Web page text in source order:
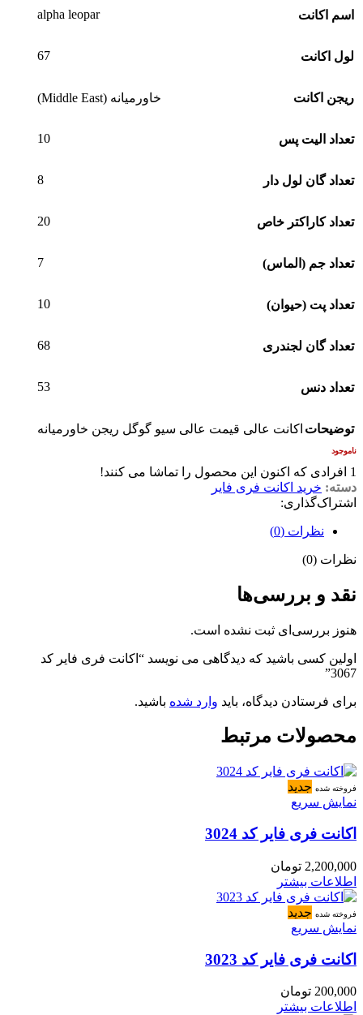
اسم اکانت alpha leopar
لول اکانت 67
ریجن اکانت خاورمیانه (Middle East)
تعداد الیت پس 10
تعداد گان لول دار 8
تعداد کاراکتر خاص 20
تعداد جم (الماس) 7
تعداد پت (حیوان) 10
تعداد گان لجندری 68
تعداد دنس 53
توضیحات اکانت عالی قیمت عالی سیو گوگل ریجن خاورمیانه
ناموجود
1 افرادی که اکنون این محصول را تماشا می کنند!
دسته: خرید اکانت فری فایر
اشتراک‌گذاری:
نظرات (0)
نظرات (0)
نقد و بررسی‌ها
هنوز بررسی‌ای ثبت نشده است.
اولین کسی باشید که دیدگاهی می نویسد “اکانت فری فایر کد
3067”
برای فرستادن دیدگاه، باید وارد شده باشید.
محصولات مرتبط
فروخته شده جدید
نمایش سریع
اکانت فری فایر کد 3024
2,200,000 تومان
اطلاعات بیشتر
فروخته شده جدید
نمایش سریع
اکانت فری فایر کد 3023
200,000 تومان
اطلاعات بیشتر